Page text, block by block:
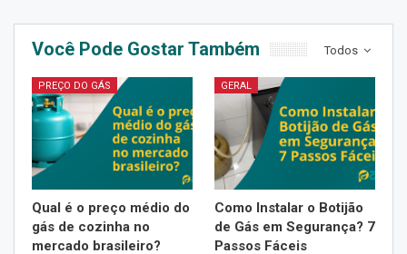
Todos
Você Pode Gostar Também
PREÇO DO GÁS
Qual é o preço médio do
gás de cozinha no
mercado brasileiro?
GERAL
Como Instalar o Botijão
de Gás em Segurança? 7
Passos Fáceis